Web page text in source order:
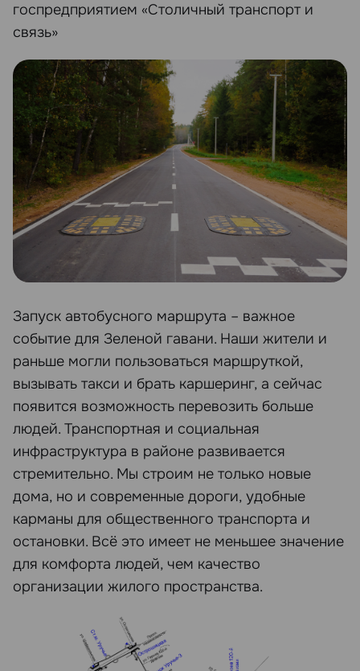
госпредприятием «Столичный транспорт и
связь»
Запуск автобусного маршрута – важное
событие для Зеленой гавани. Наши жители и
раньше могли пользоваться маршруткой,
вызывать такси и брать каршеринг, а сейчас
появится возможность перевозить больше
людей. Транспортная и социальная
инфраструктура в районе развивается
стремительно. Мы строим не только новые
дома, но и современные дороги, удобные
карманы для общественного транспорта и
остановки. Всё это имеет не меньшее значение
для комфорта людей, чем качество
организации жилого пространства.